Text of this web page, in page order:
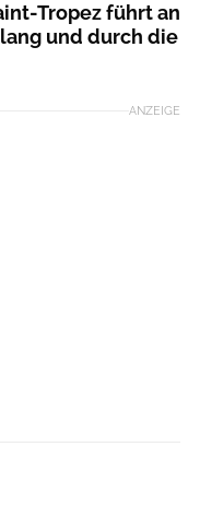
Tropez führt an
und durch die
ANZEIGE